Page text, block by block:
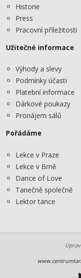
Historie
Press
Pracovní příležitosti
Užitečné informace
Výhody a slevy
Podmínky účasti
Platební informace
Dárkové poukazy
Pronájem sálů
Pořádáme
Lekce v Praze
Lekce v Brně
Dance of Love
Tanečně společně
Lektor tance